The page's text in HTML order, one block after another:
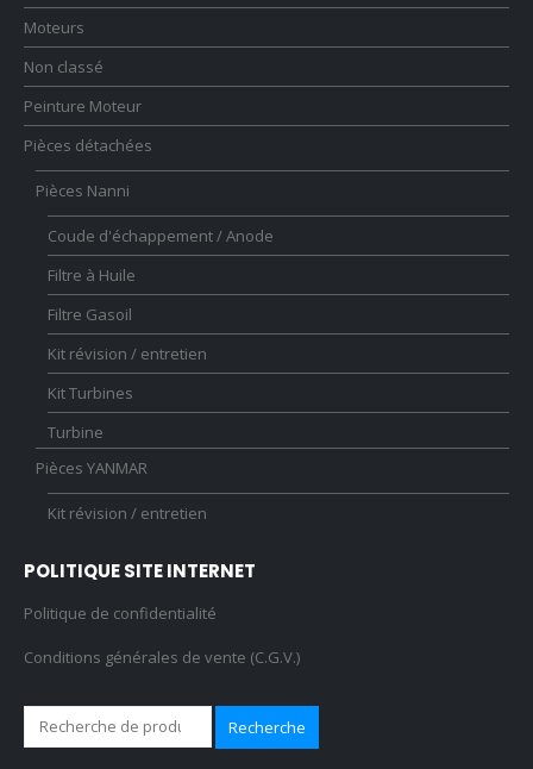
Moteurs
Non classé
Peinture Moteur
Pièces détachées
Pièces Nanni
Coude d'échappement / Anode
Filtre à Huile
Filtre Gasoil
Kit révision / entretien
Kit Turbines
Turbine
Pièces YANMAR
Kit révision / entretien
POLITIQUE SITE INTERNET
Politique de confidentialité
Conditions générales de vente (C.G.V.)
Recherche